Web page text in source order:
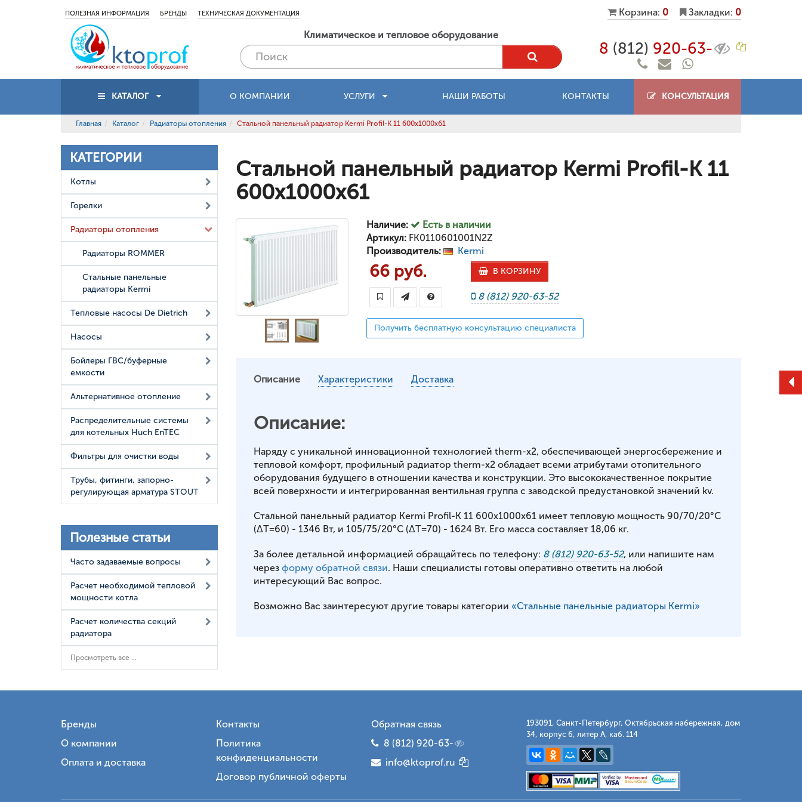
ПОЛЕЗНАЯ ИНФОРМАЦИЯ БРЕНДЫ ТЕХНИЧЕСКАЯ ДОКУМЕНТАЦИЯ Корзина: 0 Закладки: 0
Климатическое и тепловое оборудование
8 (812) 920-63-
КАТАЛОГ О КОМПАНИИ УСЛУГИ НАШИ РАБОТЫ КОНТАКТЫ КОНСУЛЬТАЦИЯ
Главная Каталог Радиаторы отопления Стальной панельный радиатор Kermi Profil-K 11 600x1000x61
КАТЕГОРИИ
Котлы
Горелки
Радиаторы отопления
Радиаторы ROMMER
Стальные панельные
радиаторы Kermi
Тепловые насосы De Dietrich
Насосы
Бойлеры ГВС/буферные
емкости
Альтернативное отопление
Распределительные системы
для котельных Huch EnTEC
Фильтры для очистки воды
Трубы, фитинги, запорно-
регулирующая арматура STOUT
Полезные статьи
Часто задаваемые вопросы
Расчет необходимой тепловой
мощности котла
Расчет количества секций
радиатора
Просмотреть все ...
Стальной панельный радиатор Kermi Profil-K 11
600x1000x61
Наличие:
Есть в наличии
Артикул:FK0110601001N2Z
Производитель:
Kermi
66 руб. В КОРЗИНУ
8 (812) 920-63-52
Получить бесплатную консультацию специалиста
Описание Характеристики Доставка
Описание:
Наряду с уникальной инновационной технологией therm-x2, обеспечивающей энергосбережение и
тепловой комфорт, профильный радиатор therm-x2 обладает всеми атрибутами отопительного
оборудования будущего в отношении качества и конструкции. Это высококачественное покрытие
всей поверхности и интегрированная вентильная группа с заводской предустановкой значений kv.
Стальной панельный радиатор Kermi Profil-K 11 600x1000x61 имеет тепловую мощность 90/70/20°С
(ΔT=60) - 1346 Вт, и 105/75/20°С (ΔT=70) - 1624 Вт. Его масса составляет 18,06 кг.
За более детальной информацией обращайтесь по телефону: 8 (812) 920-63-52, или напишите нам
через форму обратной связи. Наши специалисты готовы оперативно ответить на любой
интересующий Вас вопрос.
Возможно Вас заинтересуют другие товары категории «Стальные панельные радиаторы Kermi»
Бренды
О компании
Оплата и доставка
Контакты
Политика
конфиденциальности
Договор публичной оферты
Обратная связь
8 (812) 920-63-
info@ktoprof.ru
193091, Санкт-Петербург, Октябрьская набережная, дом
34, корпус 6, литер А, каб. 114